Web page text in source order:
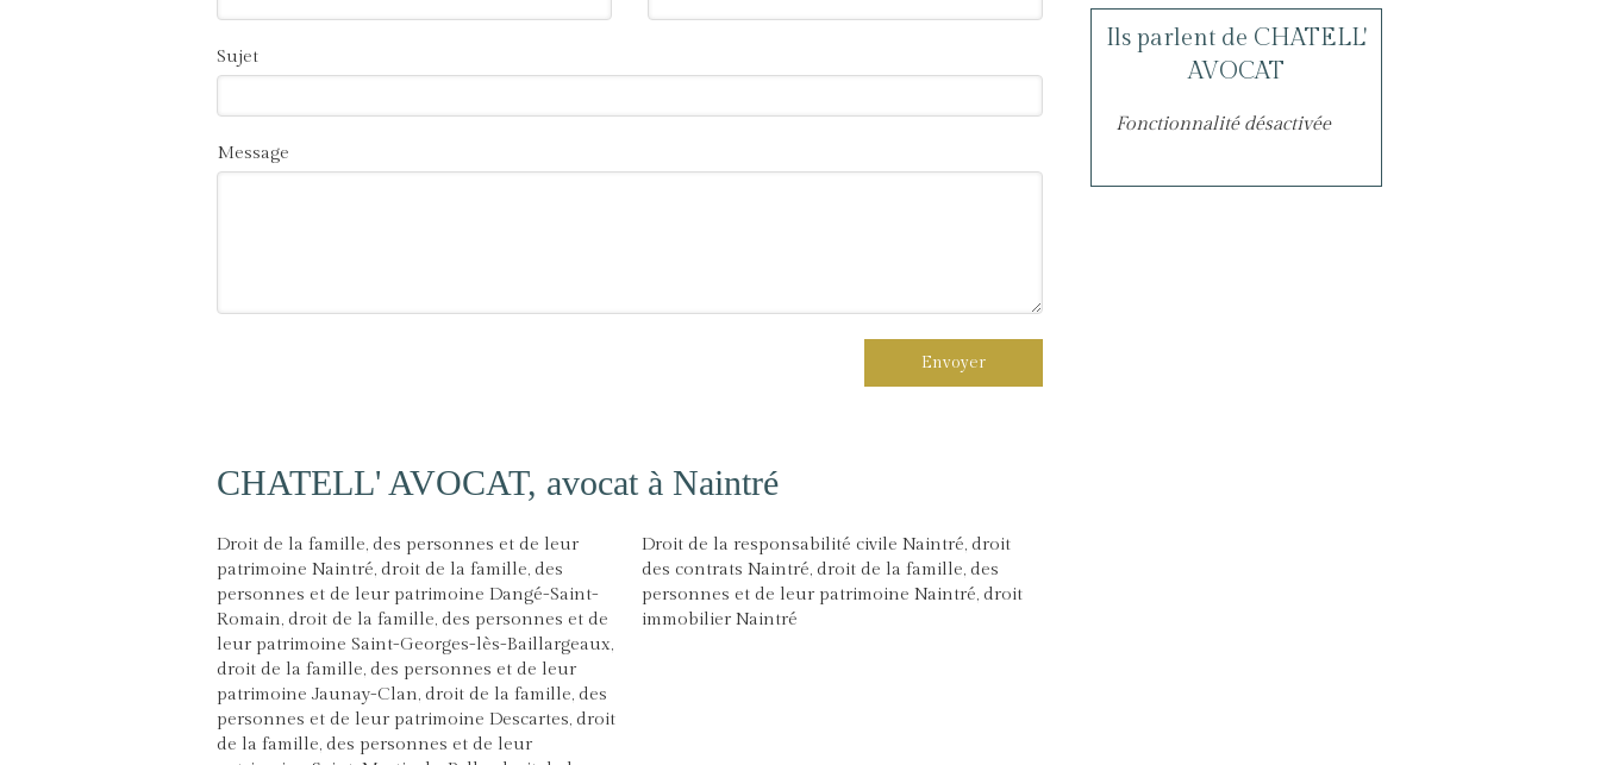
Sujet
Message
Envoyer
CHATELL' AVOCAT, avocat à Naintré
Droit de la famille, des personnes et de leur
patrimoine Naintré, droit de la famille, des
personnes et de leur patrimoine Dangé-Saint-
Romain, droit de la famille, des personnes et de
leur patrimoine Saint-Georges-lès-Baillargeaux,
droit de la famille, des personnes et de leur
patrimoine Jaunay-Clan, droit de la famille, des
personnes et de leur patrimoine Descartes, droit
de la famille, des personnes et de leur
Droit de la responsabilité civile Naintré, droit
des contrats Naintré, droit de la famille, des
personnes et de leur patrimoine Naintré, droit
immobilier Naintré
Ils parlent de CHATELL'
AVOCAT
Fonctionnalité désactivée